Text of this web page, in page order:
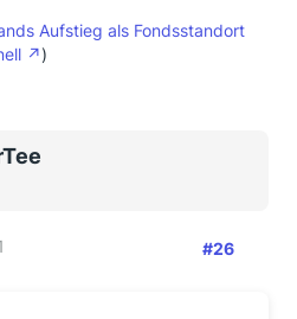
Aufstieg als Fondsstandort
)
#26